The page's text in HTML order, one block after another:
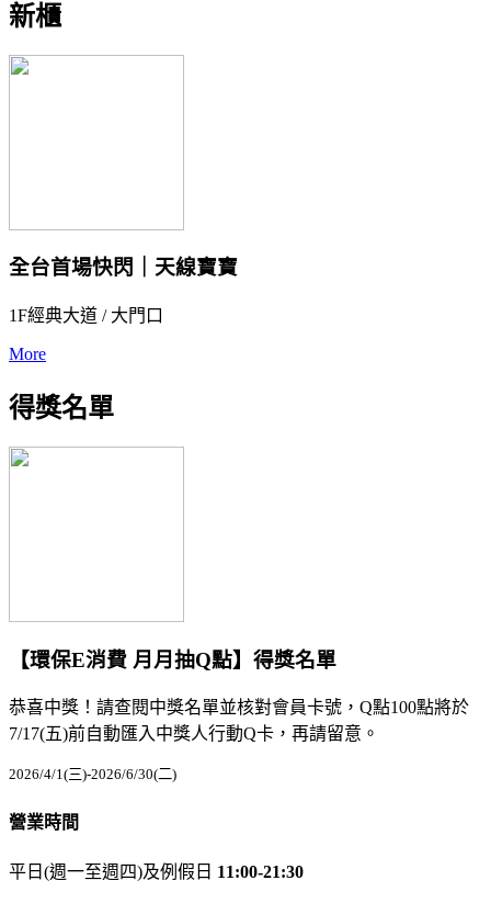
新櫃
全台首場快閃｜天線寶寶
1F經典大道 / 大門口
More
得獎名單
【環保E消費 月月抽Q點】得獎名單
恭喜中獎！請查閱中獎名單並核對會員卡號，Q點100點將於
7/17(五)前自動匯入中獎人行動Q卡，再請留意。
2026/4/1(三)-2026/6/30(二)
營業時間
平日(週一至週四)及例假日 11:00-21:30